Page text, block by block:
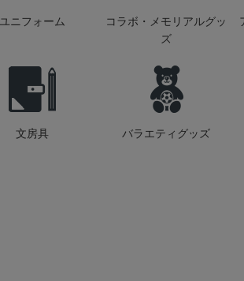
ユニフォーム
コラボ・メモリアルグッ
ズ
文房具 バラエティグッズ